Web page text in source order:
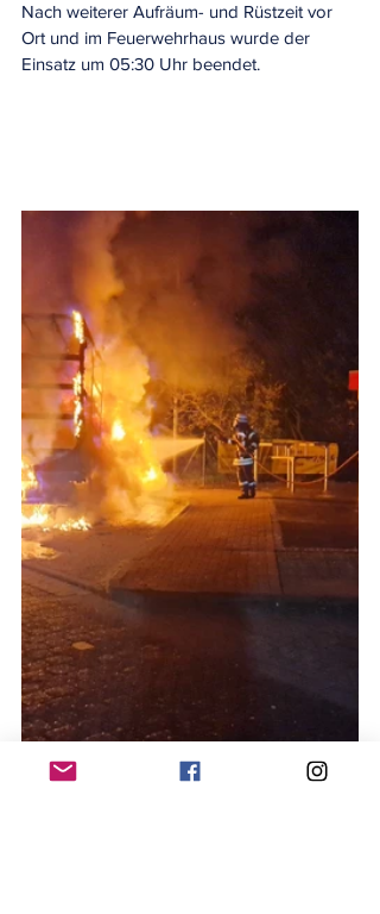
Nach weiterer Aufräum- und Rüstzeit vor
Ort und im Feuerwehrhaus wurde der
Einsatz um 05:30 Uhr beendet.